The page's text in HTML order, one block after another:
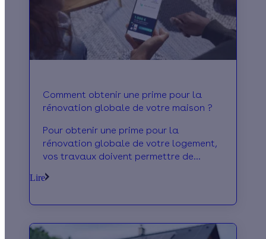
Comment obtenir une prime pour la
rénovation globale de votre maison ?
Pour obtenir une prime pour la
rénovation globale de votre logement,
vos travaux doivent permettre de
d’énergie. Et bonne nouvelle : vous
financières ! Prime "coup de pouce",
MaPrimeRénov’… On vous explique tout
!
Lire